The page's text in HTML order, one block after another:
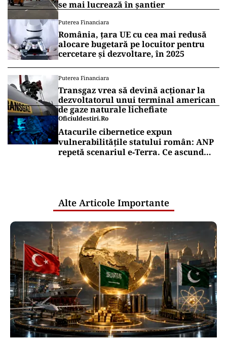
se mai lucrează în șantier
Puterea Financiara
România, țara UE cu cea mai redusă
alocare bugetară pe locuitor pentru
cercetare și dezvoltare, în 2025
Puterea Financiara
Transgaz vrea să devină acționar la
dezvoltatorul unui terminal american
de gaze naturale lichefiate
Oficiuldestiri.ro
Atacurile cibernetice expun
vulnerabilitățile statului român: ANP
repetă scenariul e‑Terra. Ce ascund
Alte Articole Importante